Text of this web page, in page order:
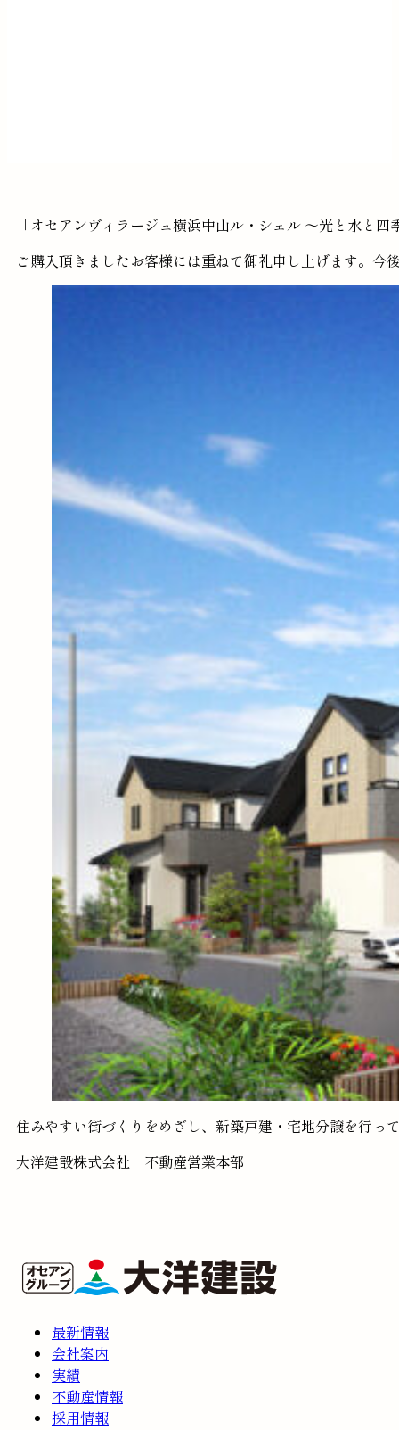
「オセアンヴィラージュ横浜中山ル・シェル ～光と水と
ご購入頂きましたお客様には重ねて御礼申し上げます。
住みやすい街づくりをめざし、新築戸建・宅地分譲を行
大洋建設株式会社 不動産営業本部
最新情報
会社案内
実績
不動産情報
採用情報